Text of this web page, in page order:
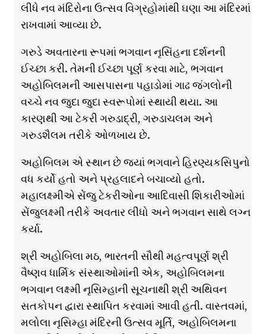
લીધે નવ મંદિરોના ઉત્સવ વિગ્રહોમાંથી ઘણા આ મંદિરમાં
રાખવામાં આવ્યા છે.
ગરુડે અવતારના રૂપમાં ભગવાન નૃસિંહના દર્શનની
ઈચ્છા કરી. તેમની ઈચ્છા પૂર્ણ કરવા માટે, ભગવાન
અહોબિલમની આસપાસના પહાડોમાં ગાઢ જંગલોની
વચ્ચે નવ જુદા જુદા સ્વરૂપોમાં સ્થાયી થયા. આ
કારણથી આ ટેકરી ગરુડાદ્રી, ગરુડાચલમ અને
ગરુડશૈલમ તરીકે ઓળખાય છે.
અહોબિલમ એ સ્થાન છે જ્યાં ભગવાને હિરણ્યકસિપુનો
વધ કર્યો હતો અને પ્રહલાદને બચાવ્યો હતો.
મહાલક્ષ્મીએ સેંજુ ટેકરીઓના આદિવાસી શિકારીઓમાં
સેંજુલક્ષ્મી તરીકે અવતાર લીધો અને ભગવાન સાથે લગ્ન
કર્યા.
શ્રી અહોબિલા મઠ, ભારતની સૌથી મહત્વપૂર્ણ શ્રી
વૈષ્ણવ ધાર્મિક સંસ્થાઓમાંની એક, અહોબિલમના
ભગવાન લક્ષ્મી નૃસિમ્હાની સૂચનાથી શ્રી અથિવન
સતકોપન દ્વારા સ્થાપિત કરવામાં આવી હતી. વાસ્તવમાં,
મલોલા નૃસિમ્હા મંદિરની ઉત્સવ મૂર્તિ, અહોબિલમના